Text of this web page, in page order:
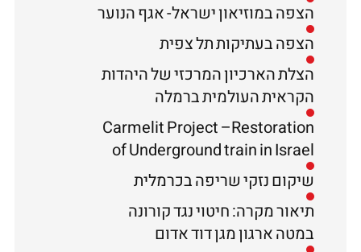
הצפה במוזיאון ישראל- אגף הנוער
הצפה בעתיקות תל צפית
הצלת הארכיון המרכזי של היהדות
הקראית העולמית ברמלה
Carmelit Project –Restoration
of Underground train in Israel
שיקום נזקי שריפה בכרמלית
תיאור מקרה: חיטוי נגד קורונה
במטה ארגון מגן דוד אדום